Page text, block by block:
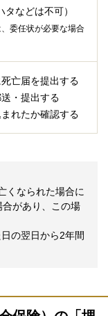
などは不可）
委任状が必要な場合
亡届を提出する
・提出する
れたか確認する
くなられた場合に
があり、この場
の翌日から2年間